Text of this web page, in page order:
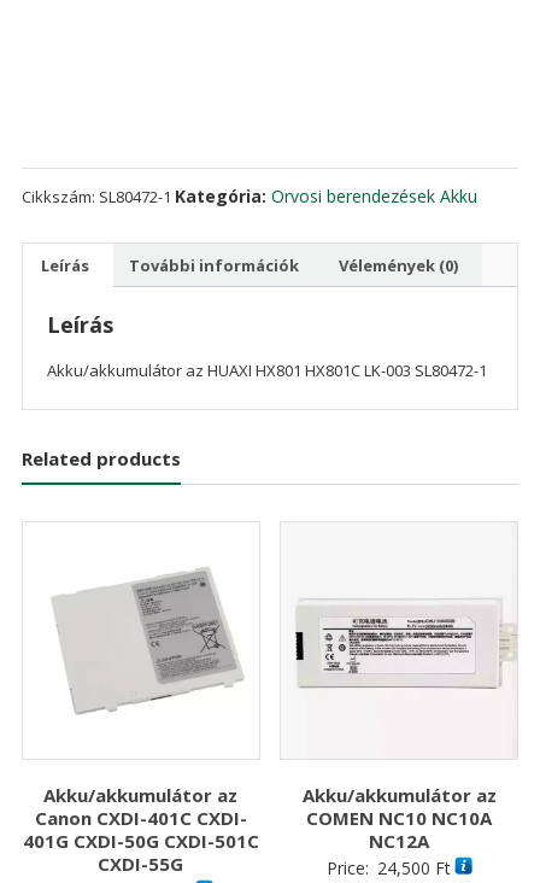
mennyiség
Cikkszám: SL80472-1 Kategória: Orvosi berendezések Akku
Leírás További információk Vélemények (0)
Leírás
Akku/akkumulátor az HUAXI HX801 HX801C LK-003 SL80472-1
Related products
Akku/akkumulátor az
Canon CXDI-401C CXDI-
401G CXDI-50G CXDI-501C
CXDI-55G
Akku/akkumulátor az
COMEN NC10 NC10A
NC12A
Price: 24,500 Ft